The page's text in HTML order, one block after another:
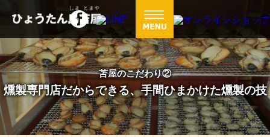
苫屋のこだわり②
燻製専門店だからできる、手間ひまかけた燻製の技